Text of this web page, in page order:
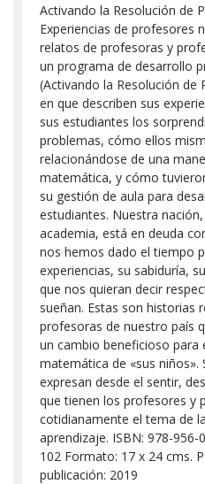
Activando la Resolución de
Experiencias de profesores
relatos de profesoras y
un programa de desarrollo
(Activando la Resolución de
en que describen sus
sus estudiantes los
problemas, cómo ellos
relacionándose de una
matemática, y cómo
su gestión de aula para
estudiantes. Nuestra
academia, está en deuda
nos hemos dado el tiempo
experiencias, su sabiduría,
que nos quieran decir
sueñan. Estas son historias
profesoras de nuestro país
un cambio beneficioso para
matemática de «sus niños».
expresan desde el sentir,
que tienen los profesores y
cotidianamente el tema de
aprendizaje. ISBN: 978-956-
102 Formato: 17 x 24 cms.
publicación: 2019